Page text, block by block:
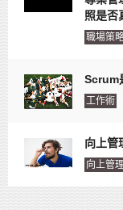
照是否
職場策
Scrum
工作術
向上管
向上管